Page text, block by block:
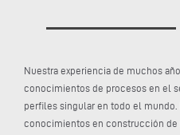
Nuestra experiencia de muchos
conocimientos de procesos en el
perfiles singular en todo el
conocimientos en construcción de